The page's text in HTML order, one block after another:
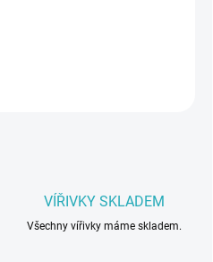
VÍŘIVKY SKLADEM
Všechny vířivky máme skladem.